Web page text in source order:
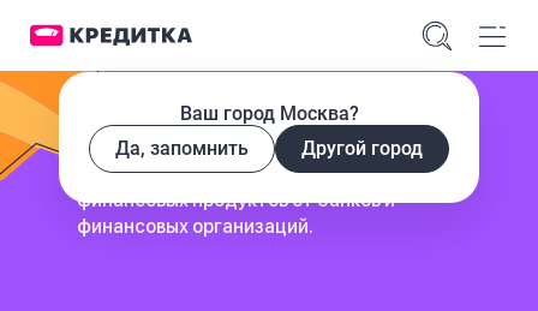
Ваш город Москва?
Да, запомнить
Другой город
сервис для поиска и сравнения
финансовых продуктовот банков и
финансовых организаций.